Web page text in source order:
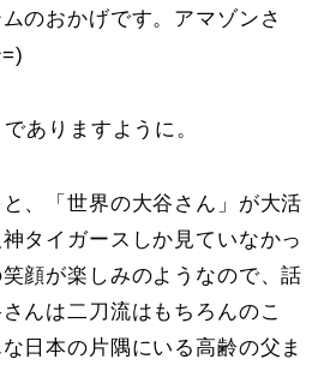
のおかげです。アマゾンさ
りますように。
、「世界の大谷さん」が大活
タイガースしか見ていなかっ
顔が楽しみのようなので、話
んは二刀流はもちろんのこ
日本の片隅にいる高齢の父ま